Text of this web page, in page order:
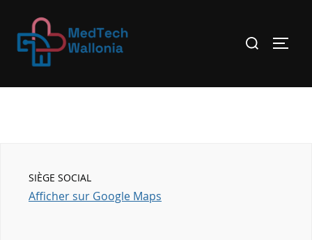
SIÈGE SOCIAL
Afficher sur Google Maps